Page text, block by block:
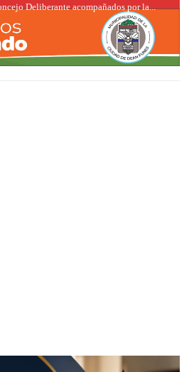
Deliberante acompañados por la...